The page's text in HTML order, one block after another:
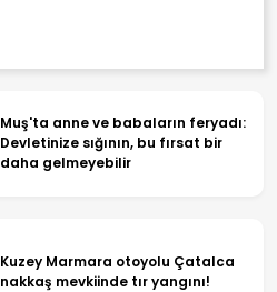
Muş'ta anne ve babaların feryadı:
Devletinize sığının, bu fırsat bir
daha gelmeyebilir
Kuzey Marmara otoyolu Çatalca
nakkaş mevkiinde tır yangını!